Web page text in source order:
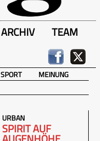
ARCHIV TEAM
SPORT MEINUNG
URBAN
SPIRIT AUF